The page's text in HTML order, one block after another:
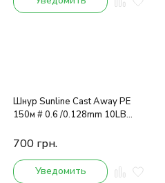
Шнур Sunline Cast Away PE
150м # 0.6 /0.128mm 10LB
700 грн.
Уведомить